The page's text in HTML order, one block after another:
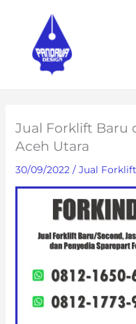
content
Jual Forklift Baru
Aceh Utara
30/09/2022 / Jual Forklift